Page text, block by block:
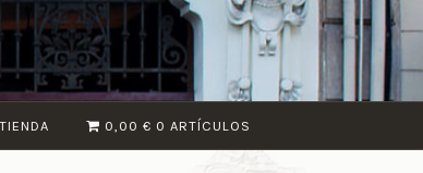
TIENDA 0,00 € 0 ARTÍCULOS